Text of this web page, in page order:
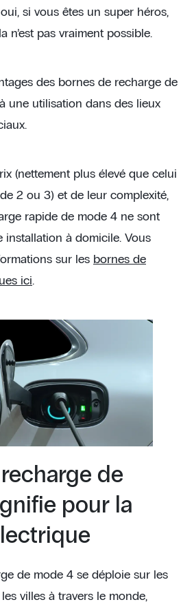
si vous êtes un super héros,
n’est pas vraiment possible.
des bornes de recharge de
une utilisation dans des lieux
(nettement plus élevé que celui
2 ou 3) et de leur complexité,
rapide de mode 4 ne sont
installation à domicile. Vous
sur les bornes de
ici.
de
pour la
de mode 4 se déploie sur les
villes à travers le monde,